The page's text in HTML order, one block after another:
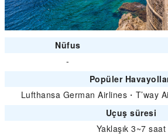
Nüfus
-
Popüler
Lufthansa German Airlines ・ T’way
Uçuş süresi
Yaklaşık 3~7 saat